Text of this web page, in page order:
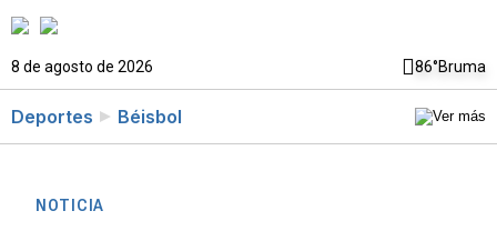
8 de agosto de 2026 86°Bruma
Deportes Béisbol
NOTICIA